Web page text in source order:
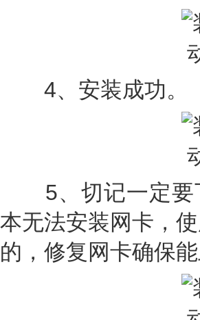
4、安装成功。
5、切记一定要
本无法安装网卡，
的，修复网卡确保